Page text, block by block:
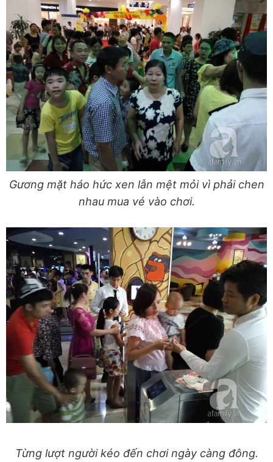
Gương mặt háo hức xen lẫn mệt mỏi vì phải chen
nhau mua vé vào chơi.
Từng lượt người kéo đến chơi ngày càng đông.